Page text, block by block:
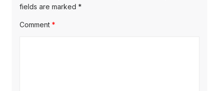
fields are marked *
Comment *